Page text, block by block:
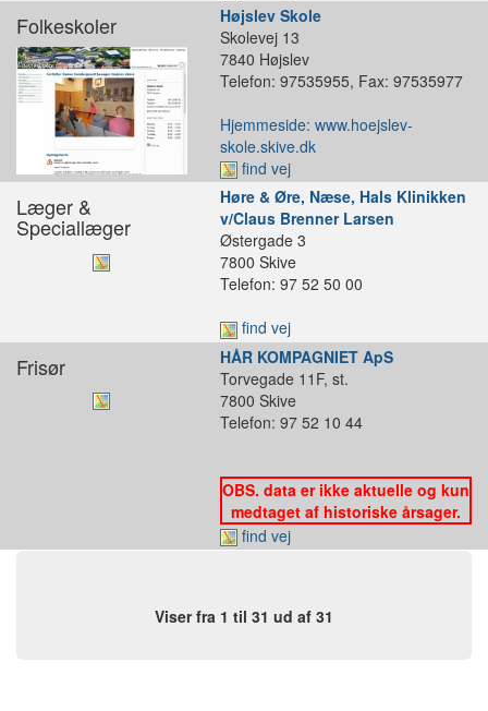
Folkeskoler
Højslev Skole
Skolevej 13
7840 Højslev
Telefon: 97535955, Fax: 97535977
Hjemmeside: www.hoejslev-
skole.skive.dk
find vej
Læger &
Speciallæger
Høre & Øre, Næse, Hals Klinikken
v/Claus Brenner Larsen
Østergade 3
7800 Skive
Telefon: 97 52 50 00
find vej
Frisør
HÅR KOMPAGNIET ApS
Torvegade 11F, st.
7800 Skive
Telefon: 97 52 10 44
OBS. data er ikke aktuelle og kun
medtaget af historiske årsager.
find vej
Viser fra 1 til 31 ud af 31